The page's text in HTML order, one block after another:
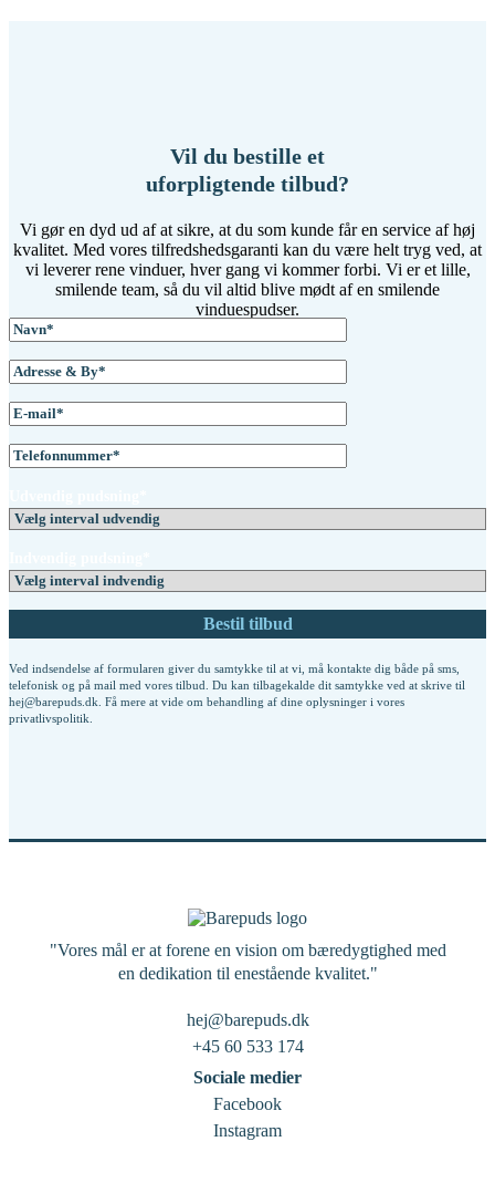
Vil du bestille et
uforpligtende tilbud?
Vi gør en dyd ud af at sikre, at du som kunde får en service af høj
kvalitet. Med vores tilfredshedsgaranti kan du være helt tryg ved, at
vi leverer rene vinduer, hver gang vi kommer forbi. Vi er et lille,
smilende team, så du vil altid blive mødt af en smilende
vinduespudser.
Ved indsendelse af formularen giver du samtykke til at vi, må kontakte dig både på sms,
telefonisk og på mail med vores tilbud. Du kan tilbagekalde dit samtykke ved at skrive til
hej@barepuds.dk. Få mere at vide om behandling af dine oplysninger i vores
privatlivspolitik
"Vores mål er at forene en vision om bæredygtighed med
en dedikation til enestående kvalitet."
hej@barepuds.dk
+45 60 533 174
Sociale medier
Facebook
Instagram